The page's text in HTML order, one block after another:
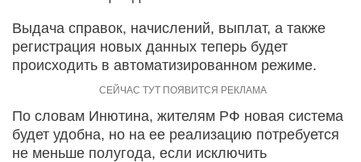
Выдача справок, начислений, выплат, а также
регистрация новых данных теперь будет
происходить в автоматизированном режиме.
По словам Инютина, жителям РФ новая система
будет удобна, но на ее реализацию потребуется
не меньше полугода, если исключить